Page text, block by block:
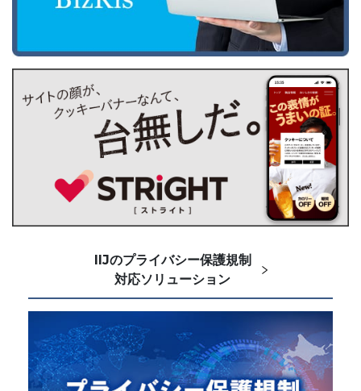
IIJのプライバシー保護規制
対応ソリューション